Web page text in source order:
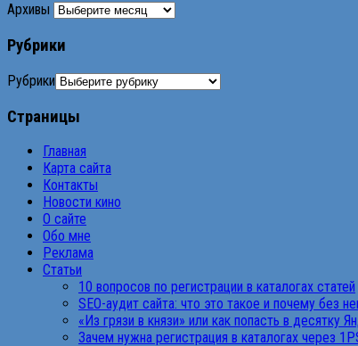
Архивы
Рубрики
Рубрики
Страницы
Главная
Карта сайта
Контакты
Новости кино
О сайте
Обо мне
Реклама
Статьи
10 вопросов по регистрации в каталогах статей
SEO-аудит сайта: что это такое и почему без
«Из грязи в князи» или как попасть в десятку
Зачем нужна регистрация в каталогах через